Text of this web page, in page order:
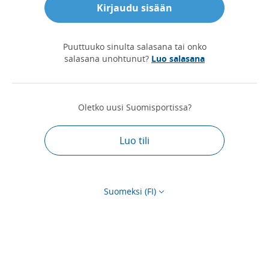
Kirjaudu sisään
Puuttuuko sinulta salasana tai onko
salasana unohtunut? Luo salasana
Oletko uusi Suomisportissa?
Luo tili
Suomeksi (FI)